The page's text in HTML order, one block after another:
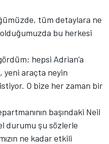
tüm detaylara ne
bu herkesi
hepsi Adrian’a
yeni araçta neyin
O bize her zaman bir
başındaki Neil
durumu şu sözlerle
ne kadar etkili